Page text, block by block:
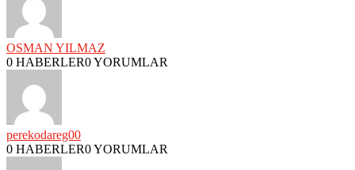
OSMAN YILMAZ
0 HABERLER0 YORUMLAR
perekodareg00
0 HABERLER0 YORUMLAR